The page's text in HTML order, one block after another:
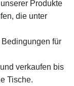
Produkte
die unter
für
verkaufen bis
Tische.